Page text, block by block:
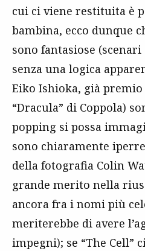
cui ci viene restituita è
bambina, ecco dunque
sono fantasiose
senza una logica
Eiko Ishioka, già
“Dracula” di Coppola)
popping si possa
sono chiaramente
della fotografia Colin
grande merito nella
ancora fra i nomi più
meriterebbe di avere
impegni); se “The Cell”